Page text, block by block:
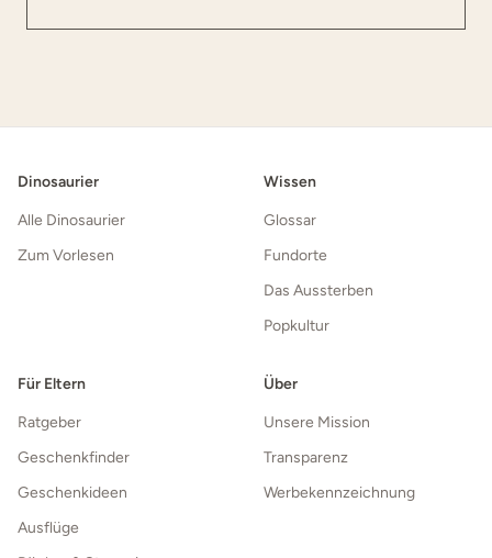
Dinosaurier
Alle Dinosaurier
Zum Vorlesen
Wissen
Glossar
Fundorte
Das Aussterben
Popkultur
Für Eltern
Ratgeber
Geschenkfinder
Geschenkideen
Ausflüge
Über
Unsere Mission
Transparenz
Werbekennzeichnung